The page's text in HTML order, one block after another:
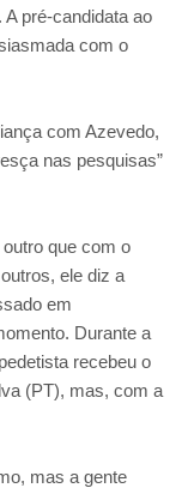
pré-candidata ao
com o
com Azevedo,
nas pesquisas”
que com o
ele diz a
em
Durante a
recebeu o
(PT), mas, com a
mas a gente